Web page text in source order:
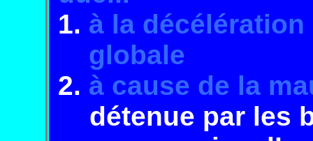
1. à la décélération
globale
2. à cause de la
détenue par les